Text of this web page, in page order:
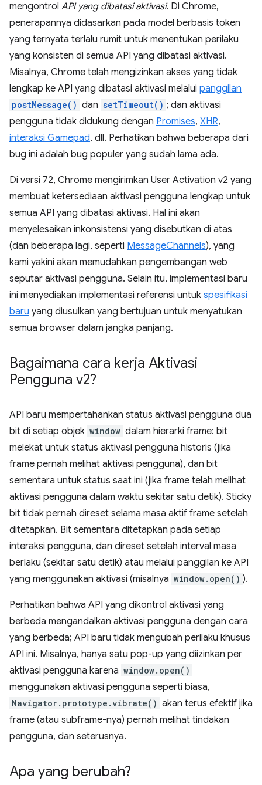
mengontrol API yang dibatasi aktivasi. Di Chrome,
penerapannya didasarkan pada model berbasis token
yang ternyata terlalu rumit untuk menentukan perilaku
yang konsisten di semua API yang dibatasi aktivasi.
Misalnya, Chrome telah mengizinkan akses yang tidak
lengkap ke API yang dibatasi aktivasi melalui panggilan
postMessage() dan setTimeout() ; dan aktivasi
pengguna tidak didukung dengan Promises, XHR,
interaksi Gamepad, dll. Perhatikan bahwa beberapa dari
bug ini adalah bug populer yang sudah lama ada.
Di versi 72, Chrome mengirimkan User Activation v2 yang
membuat ketersediaan aktivasi pengguna lengkap untuk
semua API yang dibatasi aktivasi. Hal ini akan
menyelesaikan inkonsistensi yang disebutkan di atas
(dan beberapa lagi, seperti MessageChannels), yang
kami yakini akan memudahkan pengembangan web
seputar aktivasi pengguna. Selain itu, implementasi baru
ini menyediakan implementasi referensi untuk spesifikasi
baru yang diusulkan yang bertujuan untuk menyatukan
semua browser dalam jangka panjang.
Bagaimana cara kerja Aktivasi
Pengguna v2?
API baru mempertahankan status aktivasi pengguna dua
bit di setiap objek window dalam hierarki frame: bit
melekat untuk status aktivasi pengguna historis (jika
frame pernah melihat aktivasi pengguna), dan bit
sementara untuk status saat ini (jika frame telah melihat
aktivasi pengguna dalam waktu sekitar satu detik). Sticky
bit tidak pernah direset selama masa aktif frame setelah
ditetapkan. Bit sementara ditetapkan pada setiap
interaksi pengguna, dan direset setelah interval masa
berlaku (sekitar satu detik) atau melalui panggilan ke API
yang menggunakan aktivasi (misalnya window.open() ).
Perhatikan bahwa API yang dikontrol aktivasi yang
berbeda mengandalkan aktivasi pengguna dengan cara
yang berbeda; API baru tidak mengubah perilaku khusus
API ini. Misalnya, hanya satu pop-up yang diizinkan per
aktivasi pengguna karena window.open()
menggunakan aktivasi pengguna seperti biasa,
Navigator.prototype.vibrate() akan terus efektif jika
frame (atau subframe-nya) pernah melihat tindakan
pengguna, dan seterusnya.
Apa yang berubah?